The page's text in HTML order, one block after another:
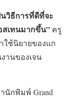
วิธีการที่ดีที่จะ
เทนมากขึ้น” ครู
ใช้นิยายของแก
านของเจน
กพิมพ์ Grand